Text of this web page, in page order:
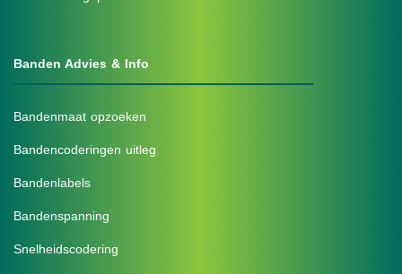
Banden Advies & Info
Bandenmaat opzoeken
Bandencoderingen uitleg
Bandenlabels
Bandenspanning
Snelheidscodering